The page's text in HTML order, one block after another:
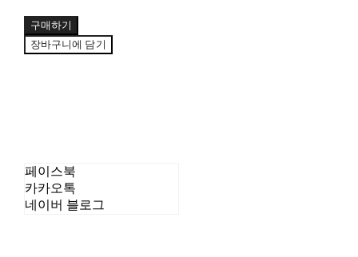
구매하기
장바구니에 담기
페이스북
카카오톡
네이버 블로그